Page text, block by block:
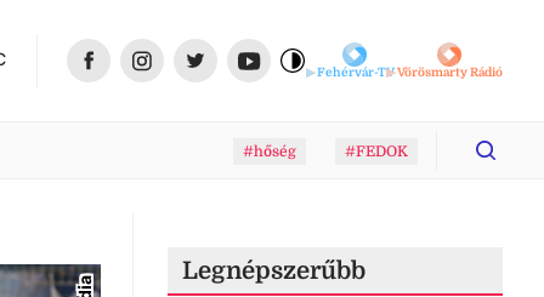
Fehérvár-TVVörösmarty Rádió
#hőség #FEDOK
Legnépszerűbb